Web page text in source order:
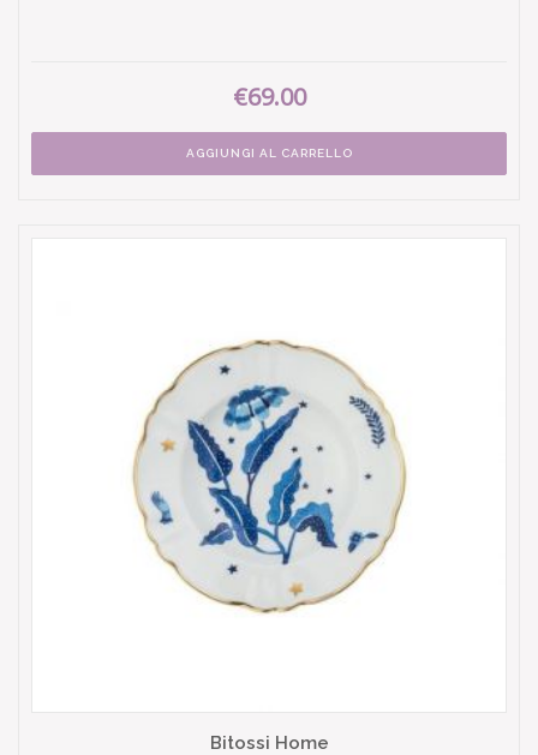
€69.00
AGGIUNGI AL CARRELLO
Bitossi Home